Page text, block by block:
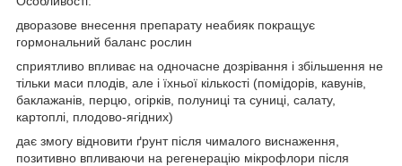
дворазове внесення препарату неабияк покращує
гормональний баланс рослин
сприятливо впливає на одночасне дозрівання і збільшення не
тільки маси плодів, але і їхньої кількості (помідорів, кавунів,
баклажанів, перцю, огірків, полуниці та суниці, салату,
картоплі, плодово-ягідних)
дає змогу відновити ґрунт після чималого виснаження,
позитивно впливаючи на регенерацію мікрофлори після